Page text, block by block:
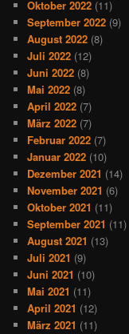
Oktober 2022 (11)
September 2022 (9)
August 2022 (8)
Juli 2022 (12)
Juni 2022 (8)
Mai 2022 (8)
April 2022 (7)
März 2022 (7)
Februar 2022 (7)
Januar 2022 (10)
Dezember 2021 (14)
November 2021 (6)
Oktober 2021 (11)
September 2021 (11)
August 2021 (13)
Juli 2021 (9)
Juni 2021 (10)
Mai 2021 (11)
April 2021 (12)
März 2021 (11)